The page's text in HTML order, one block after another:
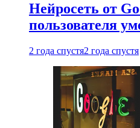
Нейросеть от
пользователя
2 года спустя2 года спустя